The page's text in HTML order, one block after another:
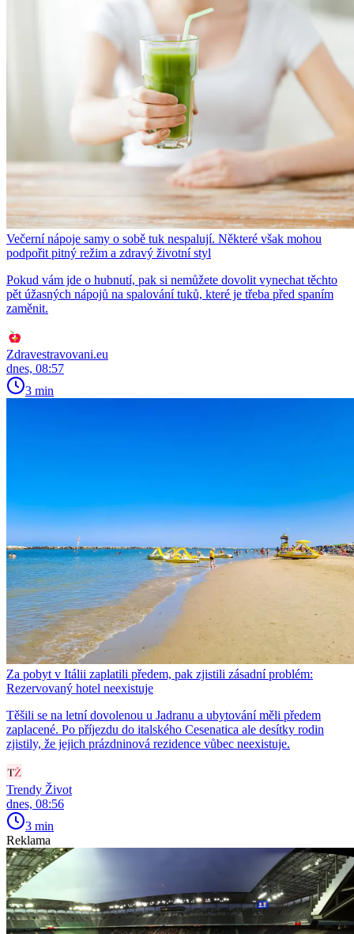
Večerní nápoje samy o sobě tuk nespalují. Některé však mohou
podpořit pitný režim a zdravý životní styl
Pokud vám jde o hubnutí, pak si nemůžete dovolit vynechat těchto
pět úžasných nápojů na spalování tuků, které je třeba před spaním
zaměnit.
Zdravestravovani.eu
dnes, 08:57
3 min
Za pobyt v Itálii zaplatili předem, pak zjistili zásadní problém:
Rezervovaný hotel neexistuje
Těšili se na letní dovolenou u Jadranu a ubytování měli předem
zaplacené. Po příjezdu do italského Cesenatica ale desítky rodin
zjistily, že jejich prázdninová rezidence vůbec neexistuje.
Trendy Život
dnes, 08:56
3 min
Reklama